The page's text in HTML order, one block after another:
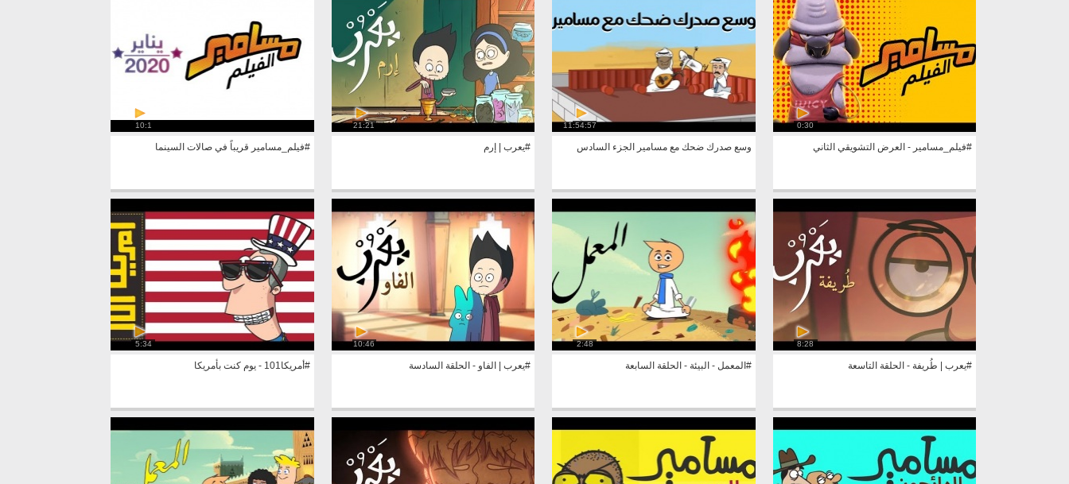
0:30
#فيلم_مسامير - العرض التشويقي الثاني
11:54:57
وسع صدرك ضحك مع مسامير الجزء السادس
21:21
#يعرب | إرم
10:1
#فيلم_مسامير قريباً في صالات السينما
8:28
#يعرب | طُريفة - الحلقة التاسعة
2:48
#المعمل - البيئة - الحلقة السابعة
10:46
#يعرب | الفاو - الحلقة السادسة
5:34
#أمريكا101 - يوم كنت بأمريكا